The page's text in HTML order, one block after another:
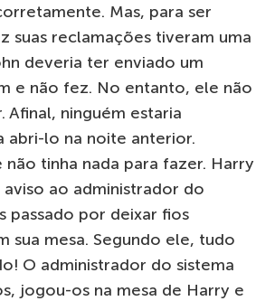
Mas, para ser
suas reclamações tiveram uma
deveria ter enviado um
e não fez. No entanto, ele não
Afinal, ninguém estaria
abri-lo na noite anterior.
não tinha nada para fazer. Harry
aviso ao administrador do
passado por deixar fios
sua mesa. Segundo ele, tudo
O administrador do sistema
jogou-os na mesa de Harry e